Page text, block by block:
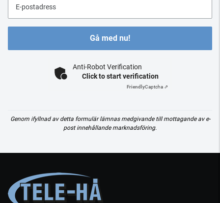
E-postadress
Gå med nu!
Anti-Robot Verification
Click to start verification
FriendlyCaptcha ⇗
Genom ifyllnad av detta formulär lämnas medgivande till mottagande av e-
post innehållande marknadsföring.